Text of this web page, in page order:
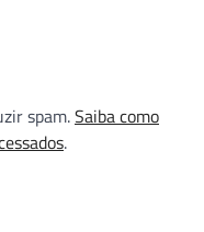
spam.Saiba como
.